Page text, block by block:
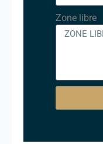
Zone libre